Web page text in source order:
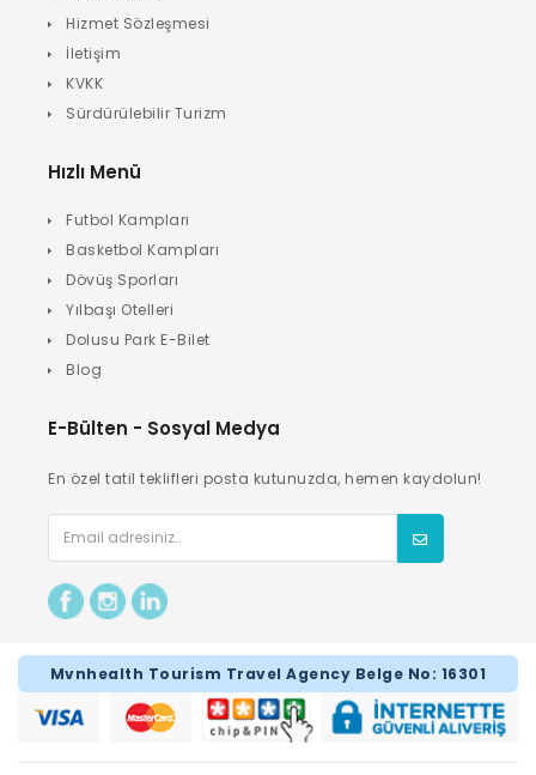
Hizmet Sözleşmesi
İletişim
KVKK
Sürdürülebilir Turizm
Hızlı Menü
Futbol Kampları
Basketbol Kampları
Dövüş Sporları
Yılbaşı Otelleri
Dolusu Park E-Bilet
Blog
E-Bülten - Sosyal Medya
En özel tatil teklifleri posta kutunuzda, hemen kaydolun!
Mvnhealth Tourism Travel Agency Belge No: 16301